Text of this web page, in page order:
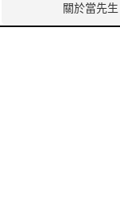
關於當先生